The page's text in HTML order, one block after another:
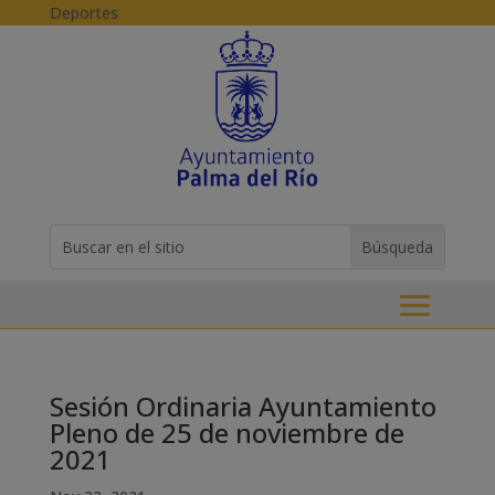
Skip to content
Deportes
for...
Sesión Ordinaria Ayuntamiento
Pleno de 25 de noviembre de
2021